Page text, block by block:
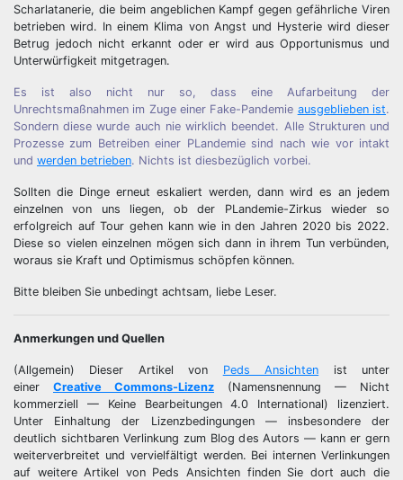
Scharlatanerie, die beim angeblichen Kampf gegen gefährliche Viren
betrieben wird. In einem Klima von Angst und Hysterie wird dieser
Betrug jedoch nicht erkannt oder er wird aus Opportunismus und
Unterwürfigkeit mitgetragen.
Es ist also nicht nur so, dass eine Aufarbeitung der
Unrechtsmaßnahmen im Zuge einer Fake-Pandemie ausgeblieben ist.
Sondern diese wurde auch nie wirklich beendet. Alle Strukturen und
Prozesse zum Betreiben einer PLandemie sind nach wie vor intakt
und werden betrieben. Nichts ist diesbezüglich vorbei.
Sollten die Dinge erneut eskaliert werden, dann wird es an jedem
einzelnen von uns liegen, ob der PLandemie-Zirkus wieder so
erfolgreich auf Tour gehen kann wie in den Jahren 2020 bis 2022.
Diese so vielen einzelnen mögen sich dann in ihrem Tun verbünden,
woraus sie Kraft und Optimismus schöpfen können.
Bitte bleiben Sie unbedingt achtsam, liebe Leser.
Anmerkungen und Quellen
(Allgemein) Dieser Artikel von Peds Ansichten ist unter
einer Creative Commons-Lizenz (Namensnennung — Nicht
kommerziell — Keine Bearbeitungen 4.0 International) lizenziert.
Unter Einhaltung der Lizenzbedingungen — insbesondere der
deutlich sichtbaren Verlinkung zum Blog des Autors — kann er gern
weiterverbreitet und vervielfältigt werden. Bei internen Verlinkungen
auf weitere Artikel von Peds Ansichten finden Sie dort auch die